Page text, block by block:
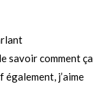
savoir comment ça
j’aime